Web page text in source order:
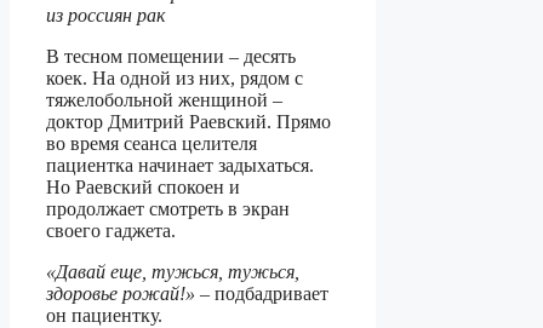
из россиян рак
В тесном помещении – десять
коек. На одной из них, рядом с
тяжелобольной женщиной –
доктор Дмитрий Раевский. Прямо
во время сеанса целителя
пациентка начинает задыхаться.
Но Раевский спокоен и
продолжает смотреть в экран
своего гаджета.
«Давай еще, тужься, тужься,
здоровье рожай!» – подбадривает
он пациентку.